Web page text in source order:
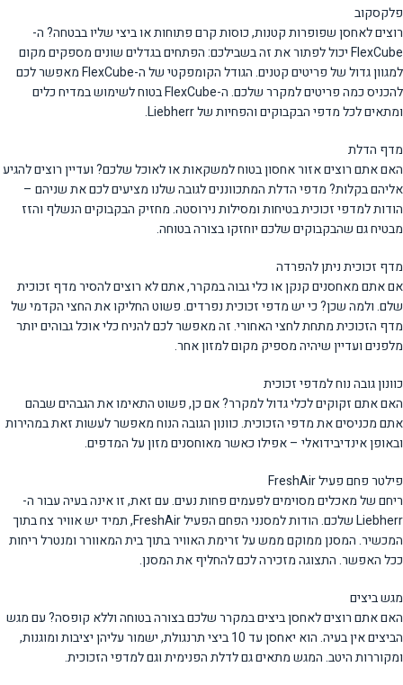
פלקסקוב
רוצים לאחסן שפופרות קטנות, כוסות קרם פתוחות או ביצי שליו בבטחה? ה-
FlexCube יכול לפתור את זה בשבילכם: הפתחים בגדלים שונים מספקים מקום
למגוון גדול של פריטים קטנים. הגודל הקומפקטי של ה-FlexCube מאפשר לכם
להכניס כמה פריטים למקרר שלכם. ה-FlexCube בטוח לשימוש במדיח כלים
ומתאים לכל מדפי הבקבוקים והפחיות של Liebherr.
מדף הדלת
האם אתם רוצים אזור אחסון בטוח למשקאות או לאוכל שלכם? ועדיין רוצים להגיע
אליהם בקלות? מדפי הדלת המתכווננים לגובה שלנו מציעים לכם את שניהם –
הודות למדפי זכוכית בטיחות ומסילות נירוסטה. מחזיק הבקבוקים הנשלף והזז
מבטיח גם שהבקבוקים שלכם יוחזקו בצורה בטוחה.
מדף זכוכית ניתן להפרדה
אם אתם מאחסנים קנקן או כלי גבוה במקרר, אתם לא רוצים להסיר מדף זכוכית
שלם. ולמה שכן? כי יש מדפי זכוכית נפרדים. פשוט החליקו את החצי הקדמי של
מדף הזכוכית מתחת לחצי האחורי. זה מאפשר לכם להניח כלי אוכל גבוהים יותר
מלפנים ועדיין שיהיה מספיק מקום למזון אחר.
כוונון גובה נוח למדפי זכוכית
האם אתם זקוקים לכלי גדול למקרר? אם כן, פשוט התאימו את הגבהים שבהם
אתם מכניסים את מדפי הזכוכית. כוונון הגובה הנוח מאפשר לעשות זאת במהירות
ובאופן אינדיבידואלי – אפילו כאשר מאוחסנים מזון על המדפים.
פילטר פחם פעיל FreshAir
ריחם של מאכלים מסוימים לפעמים פחות נעים. עם זאת, זו אינה בעיה עבור ה-
Liebherr שלכם. הודות למסנני הפחם הפעיל FreshAir, תמיד יש אוויר צח בתוך
המכשיר. המסנן ממוקם ממש על זרימת האוויר בתוך בית המאוורר ומנטרל ריחות
ככל האפשר. התצוגה מזכירה לכם להחליף את המסנן.
מגש ביצים
האם אתם רוצים לאחסן ביצים במקרר שלכם בצורה בטוחה וללא קופסה? עם מגש
הביצים אין בעיה. הוא יאחסן עד 10 ביצי תרנגולת, ישמור עליהן יציבות ומוגנות,
ומקוררות היטב. המגש מתאים גם לדלת הפנימית וגם למדפי הזכוכית.